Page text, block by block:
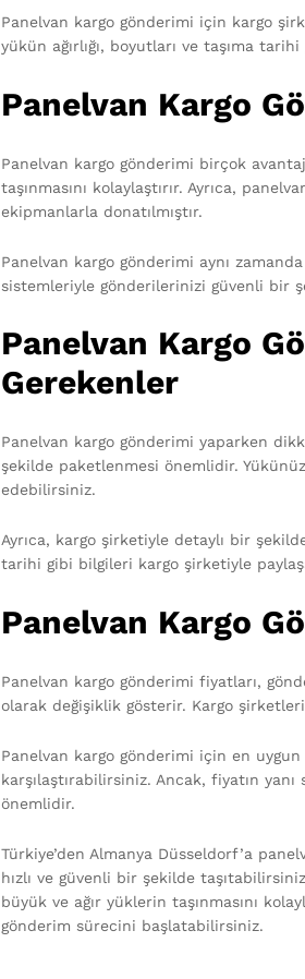
Panelvan kargo gönderimi için kargo
yükün ağırlığı, boyutları ve taşıma
Panelvan Kargo
Panelvan kargo gönderimi birçok
taşınmasını kolaylaştırır. Ayrıca,
ekipmanlarla donatılmıştır.
Panelvan kargo gönderimi aynı
sistemleriyle gönderilerinizi güvenli bir
Panelvan Kargo
Gerekenler
Panelvan kargo gönderimi yaparken
şekilde paketlenmesi önemlidir.
edebilirsiniz.
Ayrıca, kargo şirketiyle detaylı bir
tarihi gibi bilgileri kargo şirketiyle
Panelvan Kargo
Panelvan kargo gönderimi fiyatları,
olarak değişiklik gösterir. Kargo
Panelvan kargo gönderimi için en
karşılaştırabilirsiniz. Ancak, fiyatın
önemlidir.
Türkiye’den Almanya Düsseldorf’a
hızlı ve güvenli bir şekilde
büyük ve ağır yüklerin taşınmasını
gönderim sürecini başlatabilirsiniz.